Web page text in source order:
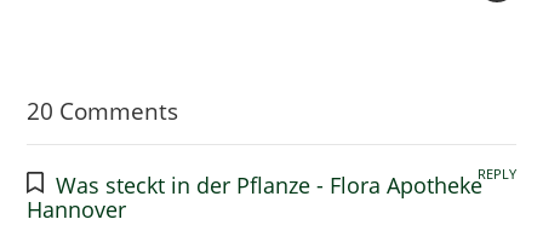
20 Comments
Was steckt in der Pflanze - Flora Apotheke
Hannover
REPLY